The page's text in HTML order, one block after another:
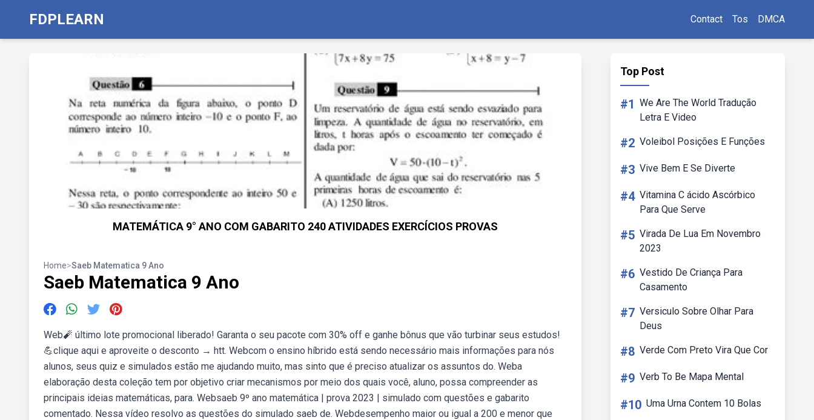
FDPLEARN Contact Tos DMCA
MATEMÁTICA 9° ANO COM GABARITO 240 ATIVIDADES EXERCÍCIOS PROVAS
Home>Saeb Matematica 9 Ano
Saeb Matematica 9 Ano
Web🧨 último lote promocional liberado! Garanta o seu pacote com 30% off e ganhe bônus que vão turbinar seus estudos!
💪clique aqui e aproveite o desconto → htt. Webcom o ensino híbrido está sendo necessário mais informações para nós
alunos, seus quiz e simulados estão me ajudando muito, mas sinto que é preciso atualizar os assuntos do. Weba
elaboração desta coleção tem por objetivo criar mecanismos por meio dos quais você, aluno, possa compreender as
principais ideias matemáticas, para. Websaeb 9º ano matemática | prova 2023 | simulado com questões e gabarito
comentado. Nessa vídeo resolvo as questões do simulado saeb de. Webdesempenho maior ou igual a 200 e menor que
Top Post
#1 We Are The World Tradução
Letra E Video
#2 Voleibol Posições E Funções
#3 Vive Bem E Se Diverte
#4 Vitamina C ácido Ascórbico
Para Que Serve
#5 Virada De Lua Em Novembro
2023
#6 Vestido De Criança Para
Casamento
#7 Versiculo Sobre Olhar Para
Deus
#8 Verde Com Preto Vira Que Cor
#9 Verb To Be Mapa Mental
#10 Uma Urna Contem 10 Bolas